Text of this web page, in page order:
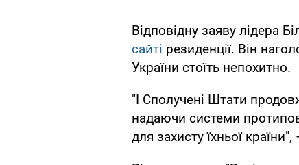
Відповідну заяву лідера
сайті резиденції. Він
України стоїть непохитно.
"І Сполучені Штати
надаючи системи
для захисту їхньої